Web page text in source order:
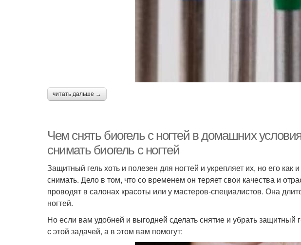
читать дальше →
Чем снять биогель с ногтей в домашних
снимать биогель с ногтей
Защитный гель хоть и полезен для ногтей и укрепляет их, но его как
снимать. Дело в том, что со временем он теряет свои качества и
проводят в салонах красоты или у мастеров-специалистов. Она
ногтей.
Но если вам удобней и выгодней сделать снятие и убрать защитный
с этой задачей, а в этом вам помогут: